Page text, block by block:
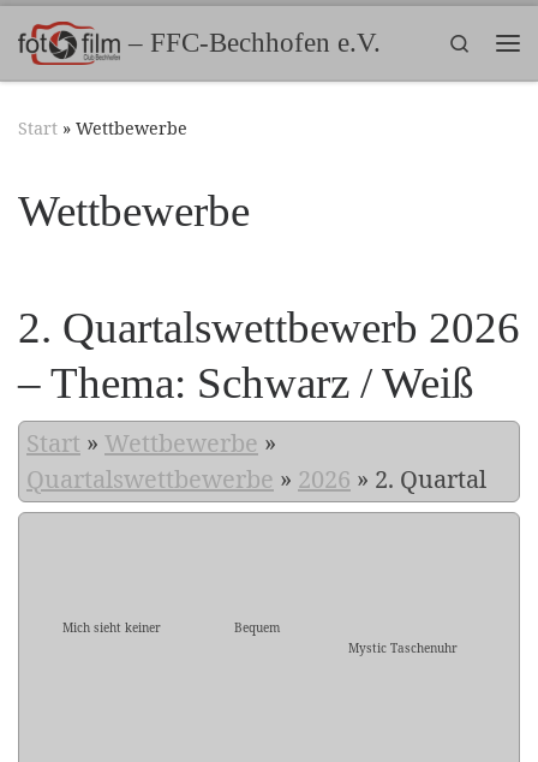
Zum Inhalt springen– FFC-Bechhofen e.V.
Search
Start » Wettbewerbe
Wettbewerbe
2. Quartalswettbewerb 2026
– Thema: Schwarz / Weiß
Start » Wettbewerbe »
Quartalswettbewerbe » 2026 » 2. Quartal
Mich sieht keiner
Bequem
Mystic Taschenuhr